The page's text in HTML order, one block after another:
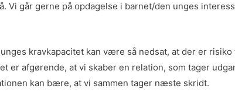
Vi går gerne på opdagelse i barnet/den unges
kravkapacitet kan være så nedsat, at der er
er afgørende, at vi skaber en relation, som tager
kan bære, at vi sammen tager næste skridt.